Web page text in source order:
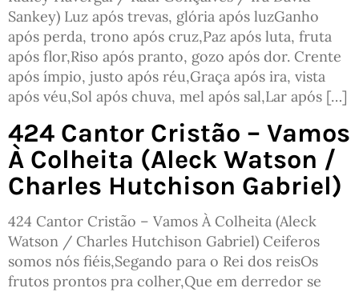
Sankey) Luz após trevas, glória após luzGanho
após perda, trono após cruz,Paz após luta, fruta
após flor,Riso após pranto, gozo após dor. Crente
após ímpio, justo após réu,Graça após ira, vista
após véu,Sol após chuva, mel após sal,Lar após […]
424 Cantor Cristão – Vamos
À Colheita (Aleck Watson /
Charles Hutchison Gabriel)
424 Cantor Cristão – Vamos À Colheita (Aleck
Watson / Charles Hutchison Gabriel) Ceiferos
somos nós fiéis,Segando para o Rei dos reisOs
frutos prontos pra colher,Que em derredor se